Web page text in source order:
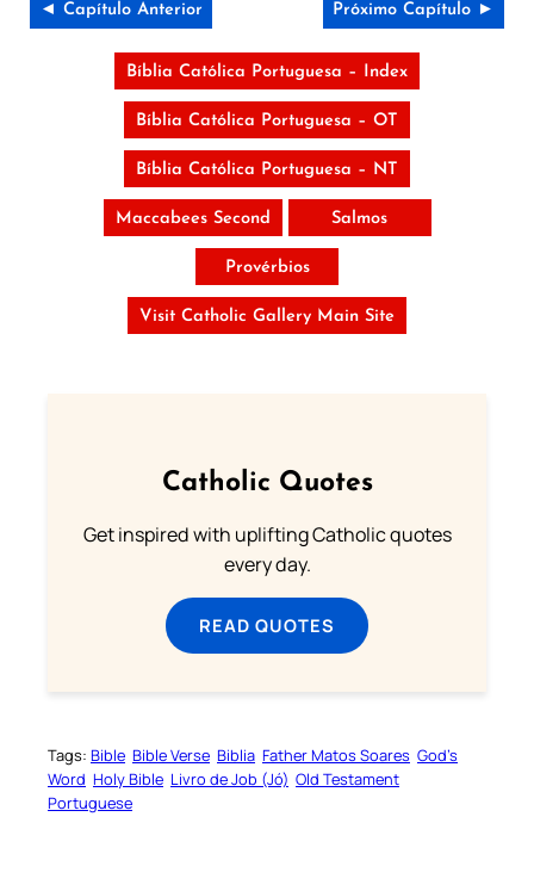
◄ Capítulo Anterior Próximo Capítulo ►
Bíblia Católica Portuguesa – Index
Bíblia Católica Portuguesa – OT
Bíblia Católica Portuguesa – NT
Maccabees Second Salmos
Provérbios
Visit Catholic Gallery Main Site
Catholic Quotes
Get inspired with uplifting Catholic quotes
every day.
READ QUOTES
Tags: Bible Bible Verse Biblia Father Matos Soares God’s
Word Holy Bible Livro de Job (Jó) Old Testament
Portuguese